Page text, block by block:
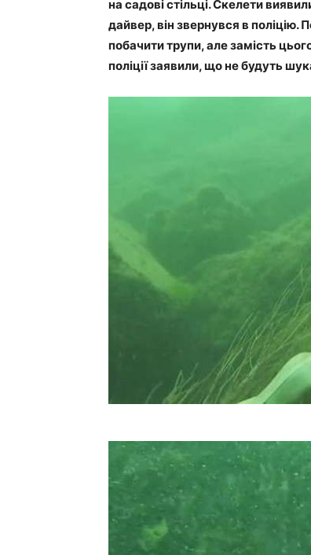
на садові стільці. Скелети
дайвер, він звернувся в поліцію.
побачити трупи, але замість
поліції заявили, що не будуть